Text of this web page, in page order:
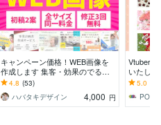
キャンペーン価格！WEB画像を
作成します 集客・効果のでるバ
ナー・ヘッダー
4.8 (53)
ハバタキデザイン
4,000 円
Vtuber向
いたし
中心に
5.0